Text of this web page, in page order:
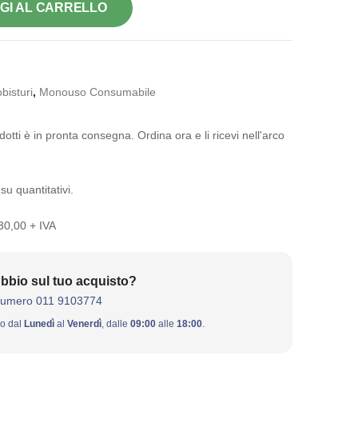
AL CARRELLO
, Monouso Consumabile
è in pronta consegna. Ordina ora e li ricevi nell'arco
quantitativi.
+ IVA
sul tuo acquisto?
011 9103774
dal Lunedìal Venerdì, dalle 09:00alle 18:00.